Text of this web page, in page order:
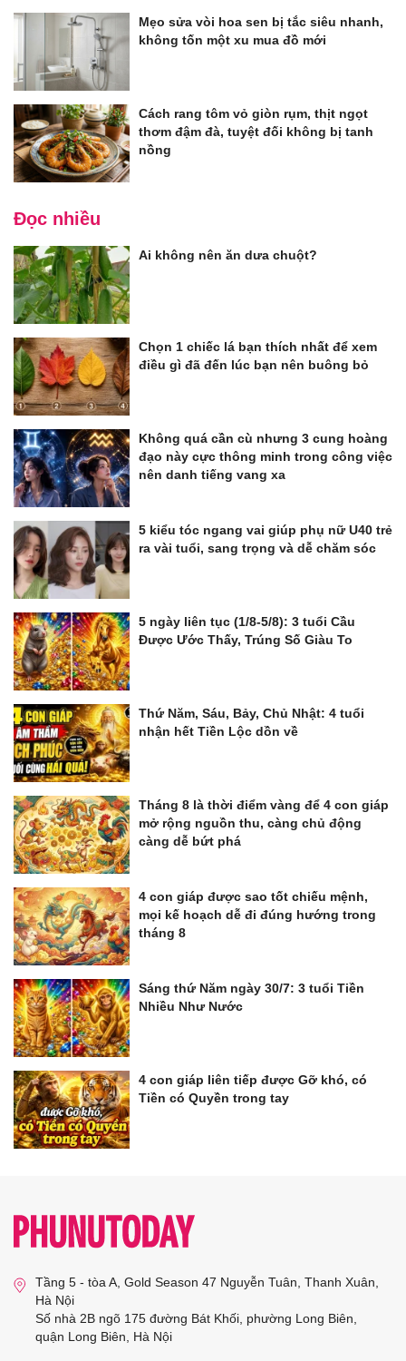
Mẹo sửa vòi hoa sen bị tắc siêu nhanh,
không tốn một xu mua đồ mới
Cách rang tôm vỏ giòn rụm, thịt ngọt
thơm đậm đà, tuyệt đối không bị tanh
nồng
Đọc nhiều
Ai không nên ăn dưa chuột?
Chọn 1 chiếc lá bạn thích nhất để xem
điều gì đã đến lúc bạn nên buông bỏ
Không quá cần cù nhưng 3 cung hoàng
đạo này cực thông minh trong công việc
nên danh tiếng vang xa
5 kiểu tóc ngang vai giúp phụ nữ U40 trẻ
ra vài tuổi, sang trọng và dễ chăm sóc
5 ngày liên tục (1/8-5/8): 3 tuổi Cầu
Được Ước Thấy, Trúng Số Giàu To
Thứ Năm, Sáu, Bảy, Chủ Nhật: 4 tuổi
nhận hết Tiền Lộc dồn về
Tháng 8 là thời điểm vàng để 4 con giáp
mở rộng nguồn thu, càng chủ động
càng dễ bứt phá
4 con giáp được sao tốt chiếu mệnh,
mọi kế hoạch dễ đi đúng hướng trong
tháng 8
Sáng thứ Năm ngày 30/7: 3 tuổi Tiền
Nhiều Như Nước
4 con giáp liên tiếp được Gỡ khó, có
Tiền có Quyền trong tay
Tầng 5 - tòa A, Gold Season 47 Nguyễn Tuân, Thanh Xuân,
Hà Nội
Số nhà 2B ngõ 175 đường Bát Khối, phường Long Biên,
quận Long Biên, Hà Nội